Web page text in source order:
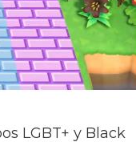
LGBT+ y Black